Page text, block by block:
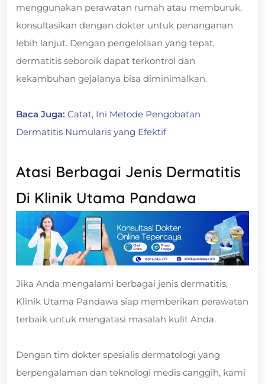
menggunakan perawatan rumah atau memburuk,
konsultasikan dengan dokter untuk penanganan
lebih lanjut. Dengan pengelolaan yang tepat,
dermatitis seboroik dapat terkontrol dan
kekambuhan gejalanya bisa diminimalkan.
Baca Juga: Catat, Ini Metode Pengobatan
Dermatitis Numularis yang Efektif
Atasi Berbagai Jenis Dermatitis
Di Klinik Utama Pandawa
Jika Anda mengalami berbagai jenis dermatitis,
Klinik Utama Pandawa siap memberikan perawatan
terbaik untuk mengatasi masalah kulit Anda.
Dengan tim dokter spesialis dermatologi yang
berpengalaman dan teknologi medis canggih, kami